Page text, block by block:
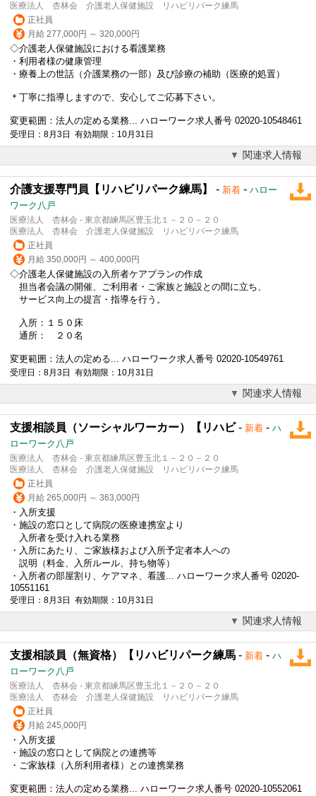
医療法人 杏林会 介護老人保健施設 リハビリパーク練馬
正社員
月給 277,000円 ～ 320,000円
◇介護老人保健施設における看護業務
・利用者様の健康管理
・療養上の世話（介護業務の一部）及び診療の補助（医療的処置）
＊丁寧に指導しますので、安心してご応募下さい。
変更範囲：法人の定める業務... ハローワーク求人番号 02020-10548461
受理日：8月3日 有効期限：10月31日
関連求人情報
介護支援専門員【リハビリパーク練馬】 - 新着 - ハロー
ワーク八戸
医療法人 杏林会 - 東京都練馬区豊玉北１－２０－２０
医療法人 杏林会 介護老人保健施設 リハビリパーク練馬
正社員
月給 350,000円 ～ 400,000円
◇介護老人保健施設の入所者ケアプランの作成
担当者会議の開催、ご利用者・ご家族と施設との間に立ち、
サービス向上の提言・指導を行う。
入所：１５０床
通所： ２０名
変更範囲：法人の定める... ハローワーク求人番号 02020-10549761
受理日：8月3日 有効期限：10月31日
関連求人情報
支援相談員（ソーシャルワーカー）【リハビ- 新着 - ハ
ローワーク八戸
医療法人 杏林会 - 東京都練馬区豊玉北１－２０－２０
医療法人 杏林会 介護老人保健施設 リハビリパーク練馬
正社員
月給 265,000円 ～ 363,000円
・入所支援
・施設の窓口として病院の医療連携室より
入所者を受け入れる業務
・入所にあたり、ご家族様および入所予定者本人への
説明（料金、入所ルール、持ち物等）
・入所者の部屋割り、ケアマネ、看護... ハローワーク求人番号 02020-
10551161
受理日：8月3日 有効期限：10月31日
関連求人情報
支援相談員（無資格）【リハビリパーク練馬 - 新着 - ハ
ローワーク八戸
医療法人 杏林会 - 東京都練馬区豊玉北１－２０－２０
医療法人 杏林会 介護老人保健施設 リハビリパーク練馬
正社員
月給 245,000円
・入所支援
・施設の窓口として病院との連携等
・ご家族様（入所利用者様）との連携業務
変更範囲：法人の定める業務... ハローワーク求人番号 02020-10552061